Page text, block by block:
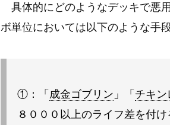
具体的にどのようなデッキで悪
ボ単位においては以下のような手
①：「 成金ゴブリン 」「 チキン
８０００以上のライフ差を付け